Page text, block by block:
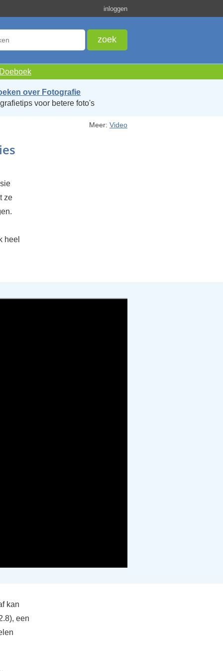
inloggen
over Fotografie
voor betere foto's
Meer: Video
ze
heel
kan
een